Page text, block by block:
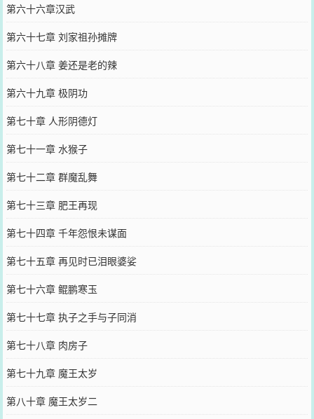
第六十六章汉武
第六十七章 刘家祖孙摊牌
第六十八章 姜还是老的辣
第六十九章 极阴功
第七十章 人形阴德灯
第七十一章 水猴子
第七十二章 群魔乱舞
第七十三章 肥王再现
第七十四章 千年怨恨未谋面
第七十五章 再见时已泪眼婆娑
第七十六章 鲲鹏寒玉
第七十七章 执子之手与子同消
第七十八章 肉房子
第七十九章 魔王太岁
第八十章 魔王太岁二